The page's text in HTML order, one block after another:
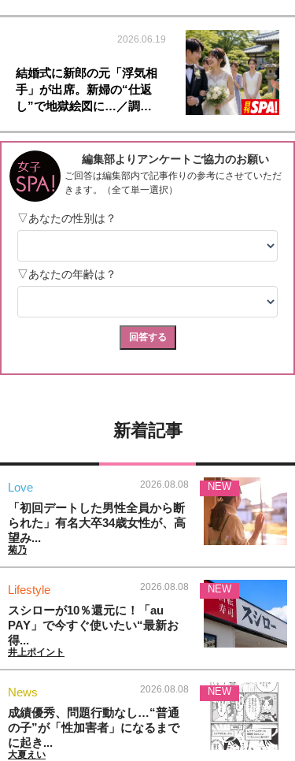
2026.06.19
結婚式に新郎の元「浮気相
手」が出席。新婦の“仕返
し”で地獄絵図に…／調…
新着記事
Love 2026.08.08
「初回デートした男性全員から断
られた」有名大卒34歳女性が、高
望み...
菊乃
NEW
Lifestyle 2026.08.08
スシローが10％還元に！「au
PAY」で今すぐ使いたい“最新お
得...
井上ポイント
NEW
News 2026.08.08
成績優秀、問題行動なし…“普通
の子”が「性加害者」になるまで
に起き...
大夏えい
NEW